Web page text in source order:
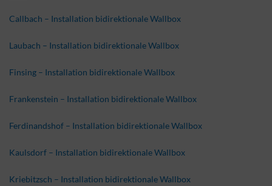
Callbach – Installation bidirektionale Wallbox
Laubach – Installation bidirektionale Wallbox
Finsing – Installation bidirektionale Wallbox
Frankenstein – Installation bidirektionale Wallbox
Ferdinandshof – Installation bidirektionale Wallbox
Kaulsdorf – Installation bidirektionale Wallbox
Kriebitzsch – Installation bidirektionale Wallbox